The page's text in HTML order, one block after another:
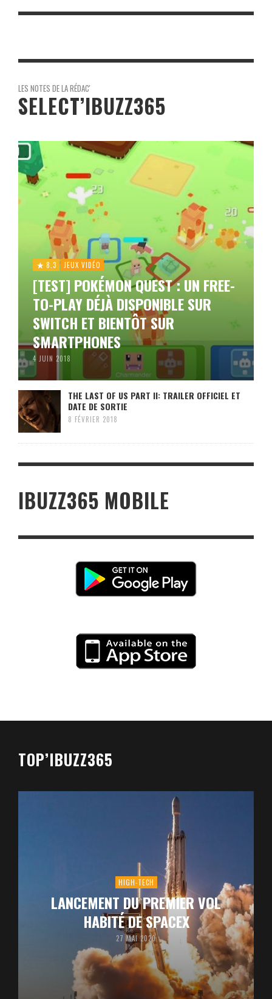
LES NOTES DE LA RÉDAC'
SELECT’IBUZZ365
8.3 JEUX VIDÉO
[TEST] POKÉMON QUEST : UN FREE-
TO-PLAY DÉJÀ DISPONIBLE SUR
SWITCH ET BIENTÔT SUR
SMARTPHONES
4 JUIN 2018
THE LAST OF US PART II: TRAILER OFFICIEL ET
DATE DE SORTIE
8 FÉVRIER 2018
IBUZZ365 MOBILE
TOP’IBUZZ365
HIGH-TECH
LANCEMENT DU PREMIER VOL
HABITÉ DE SPACEX
27 MAI 2020